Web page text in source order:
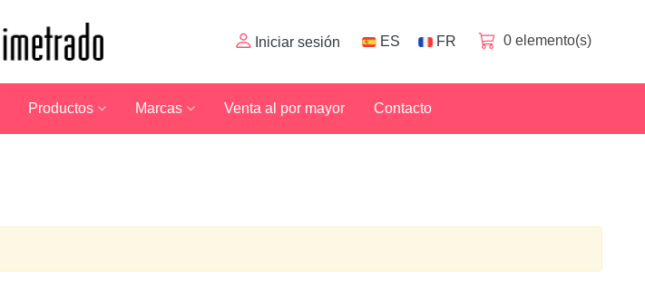
Iniciar sesión ES FR 0 elemento(s)
Productos Marcas Venta al por mayor Contacto